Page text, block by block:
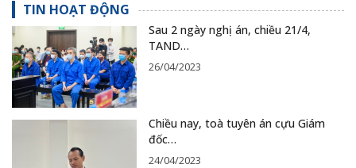
TIN HOẠT ĐỘNG
Sau 2 ngày nghị án, chiều 21/4,
TAND…
26/04/2023
Chiều nay, toà tuyên án cựu Giám
đốc…
24/04/2023